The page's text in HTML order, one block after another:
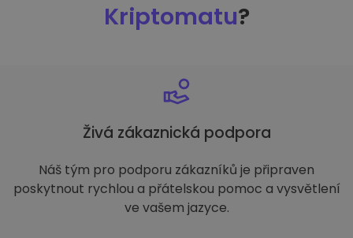
Kriptomatu?
Živá zákaznická podpora
Náš tým pro podporu zákazníků je připraven
poskytnout rychlou a přátelskou pomoc a vysvětlení
ve vašem jazyce.